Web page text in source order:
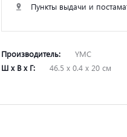
Пункты выдачи и
Производитель: YMC
Ш х В х Г:
46.5 х 0.4 х 20 см